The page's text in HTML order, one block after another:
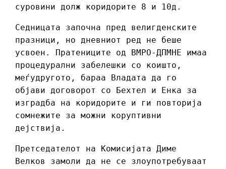
суровини долж коридорите 8 и 10д.
Седницата започна пред велигденските
празници, но дневниот ред не беше
усвоен. Пратениците од ВМРО-ДПМНЕ имаа
процедурални забелешки со коишто,
меѓудругото, бараа Владата да го
објави договорот со Бехтел и Енка за
изградба на коридорите и ги повторија
сомнежите за можни коруптивни
дејствија.
Претседателот на Комисијата Диме
Велков замоли да не се злоупотребуваат